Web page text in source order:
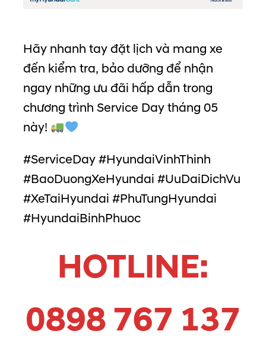
Hãy nhanh tay đặt lịch và mang xe
đến kiểm tra, bảo dưỡng để nhận
ngay những ưu đãi hấp dẫn trong
chương trình Service Day tháng 05
này!
#ServiceDay #HyundaiVinhThinh
#BaoDuongXeHyundai #UuDaiDichVu
#XeTaiHyundai #PhuTungHyundai
#HyundaiBinhPhuoc
HOTLINE:
0898 767 137